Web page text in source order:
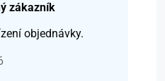
zákazník
objednávky.